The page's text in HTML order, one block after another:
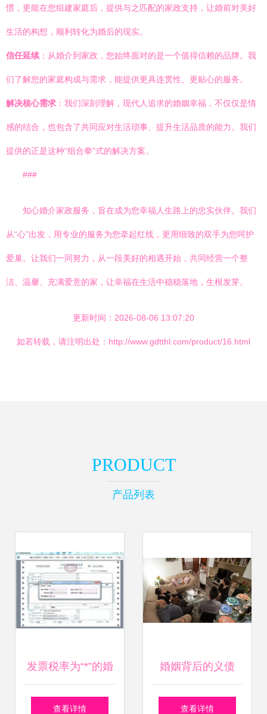
惯，更能在您组建家庭后，提供与之匹配的家政支持，让婚前对美好
生活的构想，顺利转化为婚后的现实。
信任延续 ：从婚介到家政，您始终面对的是一个值得信赖的品牌。我
们了解您的家庭构成与需求，能提供更具连贯性、更贴心的服务。
解决核心需求 ：我们深刻理解，现代人追求的婚姻幸福，不仅仅是情
感的结合，也包含了共同应对生活琐事、提升生活品质的能力。我们
提供的正是这种“组合拳”式的解决方案。
###
知心婚介家政服务，旨在成为您幸福人生路上的忠实伙伴。我们
从“心”出发，用专业的服务为您牵起红线，更用细致的双手为您呵护
爱巢。让我们一同努力，从一段美好的相遇开始，共同经营一个整
洁、温馨、充满爱意的家，让幸福在生活中稳稳落地，生根发芽。
更新时间：2026-08-06 13:07:20
如若转载，请注明出处：http://www.gdtthl.com/product/16.html
PRODUCT
产品列表
发票税率为“*”的婚
姻介绍服务是否合
查看详情
婚姻背后的义债
（根据提示改编的
查看详情